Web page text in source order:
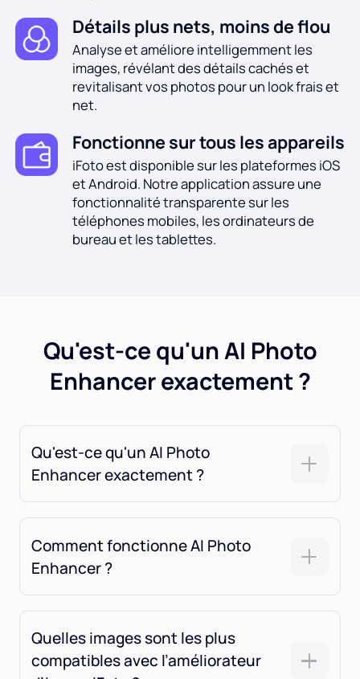
Détails plus nets, moins de flou
Analyse et améliore intelligemment les
images, révélant des détails cachés et
revitalisant vos photos pour un look frais et
net.
Fonctionne sur tous les appareils
iFoto est disponible sur les plateformes iOS
et Android. Notre application assure une
fonctionnalité transparente sur les
téléphones mobiles, les ordinateurs de
bureau et les tablettes.
Qu'est-ce qu'un AI Photo
Enhancer exactement ?
Qu'est-ce qu'un AI Photo
Enhancer exactement ?
Comment fonctionne AI Photo
Enhancer ?
Quelles images sont les plus
compatibles avec l’améliorateur